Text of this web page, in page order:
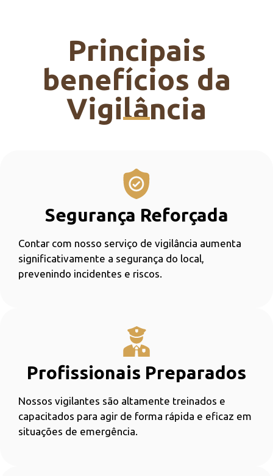
Principais
benefícios da
Vigilância
Segurança Reforçada
Contar com nosso serviço de vigilância aumenta
significativamente a segurança do local,
prevenindo incidentes e riscos.
Profissionais Preparados
Nossos vigilantes são altamente treinados e
capacitados para agir de forma rápida e eficaz em
situações de emergência.